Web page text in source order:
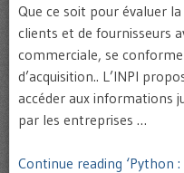
Que ce soit pour évaluer
clients et de fournisseurs
commerciale, se
d’acquisition.. L’INPI
accéder aux informations
par les entreprises …
Continue reading